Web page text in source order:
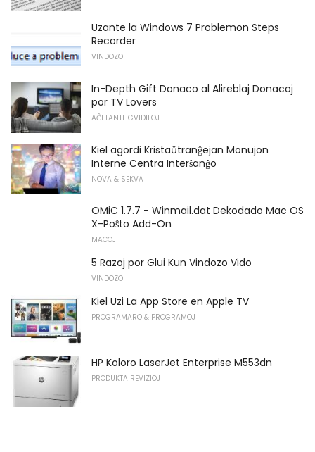
Uzante la Windows 7 Problemon Steps
Recorder
VINDOZO
In-Depth Gift Donaco al Alireblaj Donacoj
por TV Lovers
AĈETANTE GVIDILOJ
Kiel agordi Kristaŭtranĝejan Monujon
Interne Centra Interŝanĝo
NOVA & SEKVA
OMiC 1.7.7 - Winmail.dat Dekodado Mac OS
X-Poŝto Add-On
MACOJ
5 Razoj por Glui Kun Vindozo Vido
VINDOZO
Kiel Uzi La App Store en Apple TV
PROGRAMARO & PROGRAMOJ
HP Koloro LaserJet Enterprise M553dn
PRODUKTA REVIZIOJ